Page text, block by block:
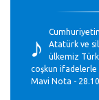
♪
Atatürk ve
ülkemiz
coşkun
Mavi Nota -